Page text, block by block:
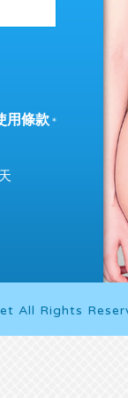
用條款 ＊
All Rights